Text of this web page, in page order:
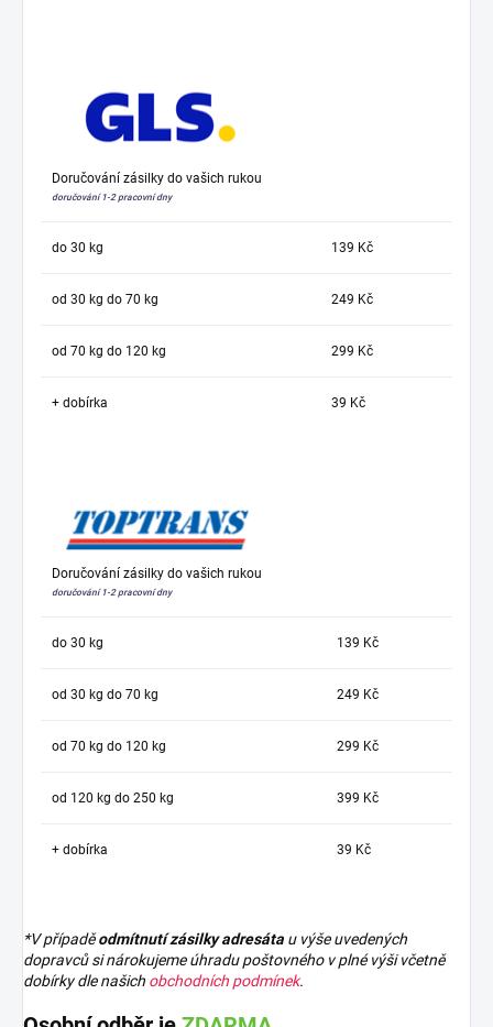
Doručování zásilky do vašich rukou
doručování 1-2 pracovní dny
do 30 kg 139 Kč
od 30 kg do 70 kg 249 Kč
od 70 kg do 120 kg 299 Kč
+ dobírka 39 Kč
Doručování zásilky do vašich rukou
doručování 1-2 pracovní dny
do 30 kg 139 Kč
od 30 kg do 70 kg 249 Kč
od 70 kg do 120 kg 299 Kč
od 120 kg do 250 kg 399 Kč
+ dobírka 39 Kč
*V případěodmítnutí zásilky adresáta u výše uvedených
dopravců si nárokujeme úhradu poštovného v plné výši včetně
dobírky dle našich obchodních podmínek.